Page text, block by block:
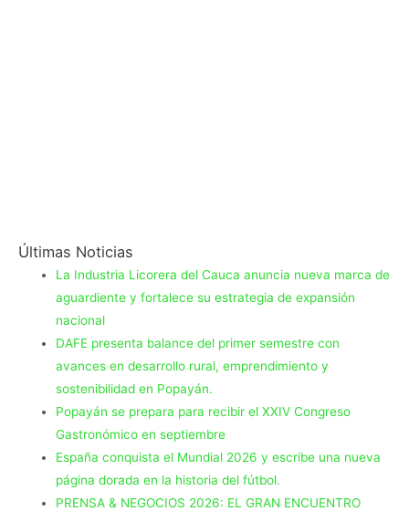
Últimas Noticias
La Industria Licorera del Cauca anuncia nueva marca de
aguardiente y fortalece su estrategia de expansión
nacional
DAFE presenta balance del primer semestre con
avances en desarrollo rural, emprendimiento y
sostenibilidad en Popayán.
Popayán se prepara para recibir el XXIV Congreso
Gastronómico en septiembre
España conquista el Mundial 2026 y escribe una nueva
página dorada en la historia del fútbol.
PRENSA & NEGOCIOS 2026: EL GRAN ENCUENTRO